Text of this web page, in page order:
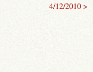
4/12/2010 >